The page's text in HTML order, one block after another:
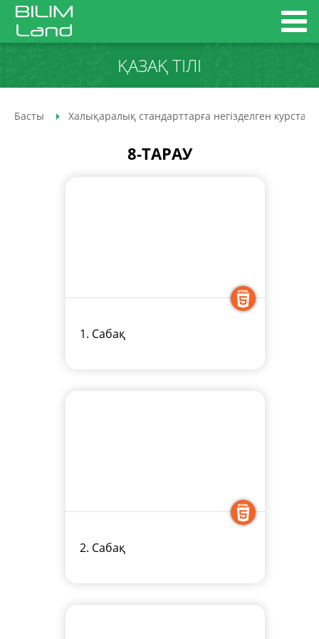
ҚАЗАҚ ТІЛІ
Басты Халықаралық стандарттарға негізделген курстар
8-ТАРАУ
1. Сабақ
2. Сабақ